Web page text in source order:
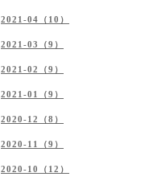
2021-04（10）
2021-03（9）
2021-02（9）
2021-01（9）
2020-12（8）
2020-11（9）
2020-10（12）